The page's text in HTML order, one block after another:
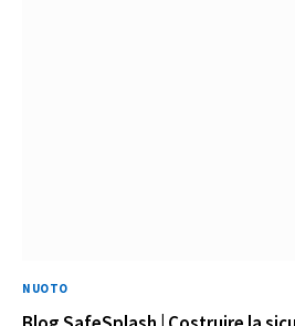
NUOTO